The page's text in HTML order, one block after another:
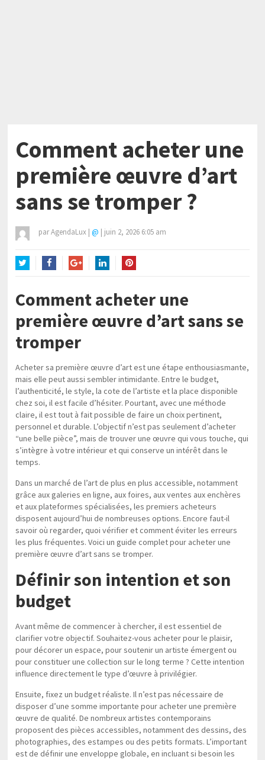
Comment acheter une
première œuvre d’art
sans se tromper ?
parAgendaLux | @ | juin 2, 2026 6:05 am
Comment acheter une
première œuvre d’art sans se
tromper
Acheter sa première œuvre d’art est une étape enthousiasmante,
mais elle peut aussi sembler intimidante. Entre le budget,
l’authenticité, le style, la cote de l’artiste et la place disponible
chez soi, il est facile d’hésiter. Pourtant, avec une méthode
claire, il est tout à fait possible de faire un choix pertinent,
personnel et durable. L’objectif n’est pas seulement d’acheter
“une belle pièce”, mais de trouver une œuvre qui vous touche, qui
s’intègre à votre intérieur et qui conserve un intérêt dans le
temps.
Dans un marché de l’art de plus en plus accessible, notamment
grâce aux galeries en ligne, aux foires, aux ventes aux enchères
et aux plateformes spécialisées, les premiers acheteurs
disposent aujourd’hui de nombreuses options. Encore faut-il
savoir où regarder, quoi vérifier et comment éviter les erreurs
les plus fréquentes. Voici un guide complet pour acheter une
première œuvre d’art sans se tromper.
Définir son intention et son
budget
Avant même de commencer à chercher, il est essentiel de
clarifier votre objectif. Souhaitez-vous acheter pour le plaisir,
pour décorer un espace, pour soutenir un artiste émergent ou
pour constituer une collection sur le long terme ? Cette intention
influence directement le type d’œuvre à privilégier.
Ensuite, fixez un budget réaliste. Il n’est pas nécessaire de
disposer d’une somme importante pour acheter une première
œuvre de qualité. De nombreux artistes contemporains
proposent des pièces accessibles, notamment des dessins, des
photographies, des estampes ou des petits formats. L’important
est de définir une enveloppe globale, en incluant si besoin les